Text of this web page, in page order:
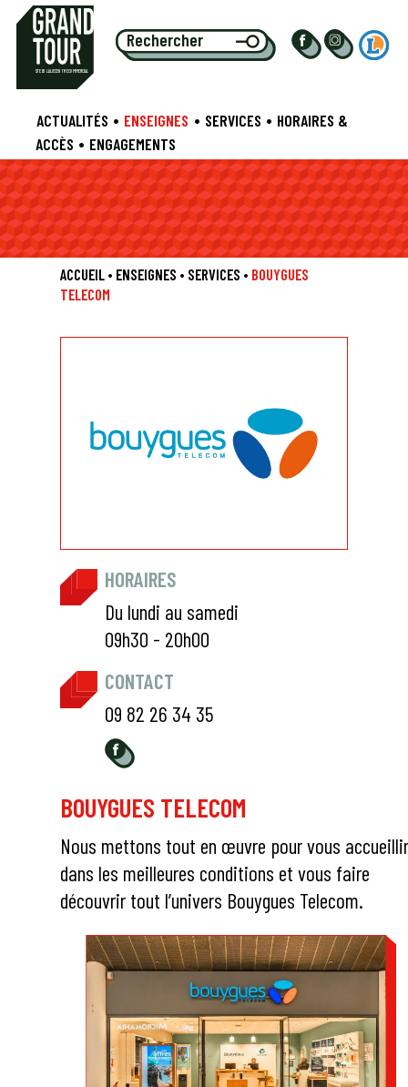
STE EU LALIE CENTRE COMMERCIAL
ACTUALITÉS • ENSEIGNES • SERVICES • HORAIRES &
ACCÈS • ENGAGEMENTS
ACCUEIL• ENSEIGNES • SERVICES • BOUYGUES
TELECOM
HORAIRES
Du lundi au samedi
09h30 - 20h00
CONTACT
09 82 26 34 35
BOUYGUES TELECOM
Nous mettons tout en œuvre pour vous accueillir
dans les meilleures conditions et vous faire
découvrir tout l’univers Bouygues Telecom.